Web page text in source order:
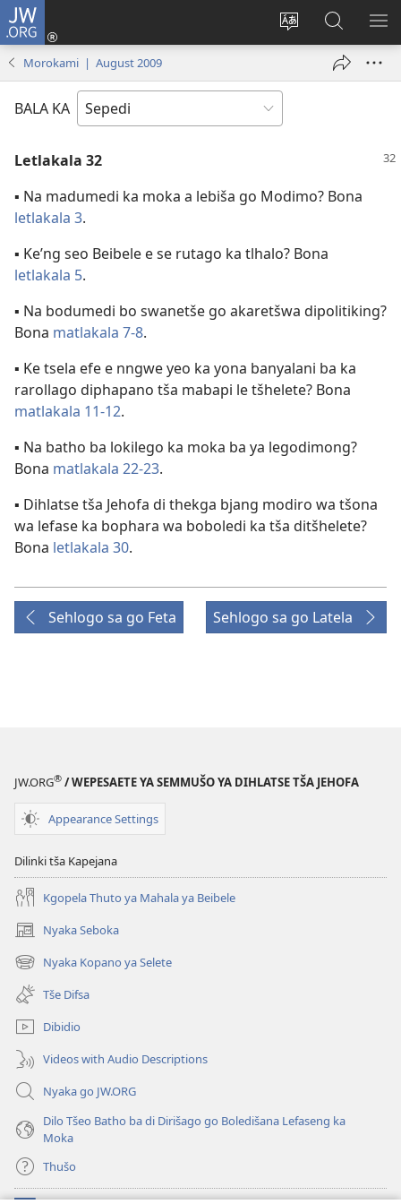
JW.ORG
Fetoša
Tsena
(opens
Nyaka
go
JW.ORG
Morokami | August 2009
BALA KA
Letlakala 32
▪ Na madumedi ka moka a lebiša go Modimo? Bona
letlakala 3.
▪ Ke’ng seo Beibele e se rutago ka tlhalo? Bona
letlakala 5.
▪ Na bodumedi bo swanetše go akaretšwa dipolitiking?
Bona matlakala 7-8.
▪ Ke tsela efe e nngwe yeo ka yona banyalani ba ka
rarollago diphapano tša mabapi le tšhelete? Bona
matlakala 11-12.
▪ Na batho ba lokilego ka moka ba ya legodimong?
Bona matlakala 22-23.
▪ Dihlatse tša Jehofa di thekga bjang modiro wa tšona
wa lefase ka bophara wa boboledi ka tša ditšhelete?
Bona letlakala 30.
Sehlogo sa go Feta Sehlogo sa go Latela
JW.ORG® / WEPESAETE YA SEMMUŠO YA DIHLATSE TŠA JEHOFA
Appearance Settings
Dilinki tša Kapejana
Kgopela Thuto ya Mahala ya Beibele
Nyaka Seboka
(opens
new
window)
Nyaka Kopano ya Selete
(opens
new
window)
Tše Difsa
Dibidio
Videos with Audio Descriptions
Nyaka go JW.ORG
Dilo Tšeo Batho ba di Dirišago go Boledišana Lefaseng ka
Moka
Thušo